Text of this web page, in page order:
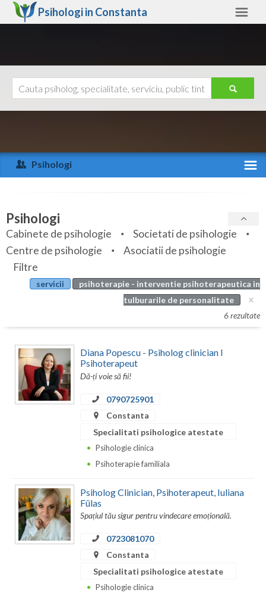
Psihologi in Constanta
Arad
Arges
Bihor
Bistrita-Nasaud
Botosani
Bucuresti
Buzau
Calarasi
Covasna
Dambovita
Dolj
Ajutor
Psihologi
Specialitati
Servicii
Articole
Evenimente
Psihologi
Cabinete de psihologie
Societati de psihologie
Centre de psihologie
Asociatii de psihologie
Filtre
servicii
psihoterapie - interventie psihoterapeutica in
tulburarile de personalitate
6 rezultate
Diana Popescu - Psiholog clinician I
Psihoterapeut
Dă-ți voie să fii!
0790725901
Constanta
Specialitati psihologice atestate
Psihologie clinica
Psihoterapie familiala
Psiholog Clinician, Psihoterapeut, Iuliana
Fülas
Spațiul tău sigur pentru vindecare emoțională.
0723081070
Constanta
Specialitati psihologice atestate
Psihologie clinica